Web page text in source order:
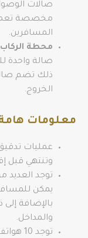
صالات
مخصصة
المسافرين.
محطة الركاب
صالة واحدة
ذلك تضم
الخروج.
معلومات
عمليات تدقيق
وتنتهي قبل إقلاع
توجد العديد
يمكن
بالإضافة
والمداخل.
توجد